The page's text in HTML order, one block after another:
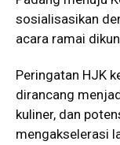
sosialisasikan
acara ramai
Peringatan HJK
dirancang
kuliner, dan
mengakselerasi